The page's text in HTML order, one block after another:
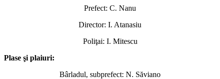
Prefect: C. Nanu
Director: I. Atanasiu
Poliţai: I. Mitescu
Plase şi plaiuri:
Bârladul, subprefect: N. Săviano